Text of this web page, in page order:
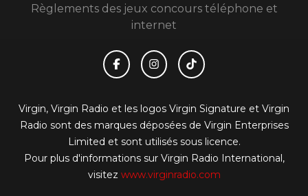
Règlements des jeux concours téléphone et
internet
Virgin, Virgin Radio et les logos Virgin Signature et Virgin
Radio sont des marques déposées de Virgin Enterprises
Limited et sont utilisés sous licence.
Pour plus d'informations sur Virgin Radio International,
visitez www.virginradio.com